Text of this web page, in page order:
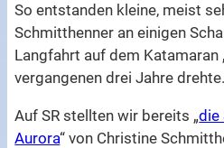
So entstanden kleine, meist
Schmitthenner an einigen
Langfahrt auf dem Katamaran
vergangenen drei Jahre drehte.
Auf SR stellten wir bereits „die
Aurora“ von Christine